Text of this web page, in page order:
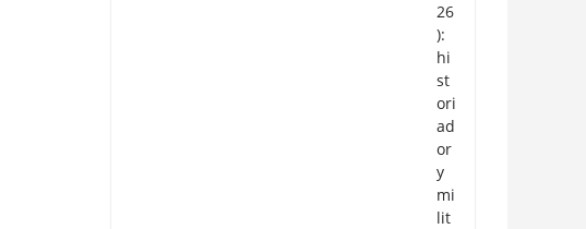
26
):
hi
st
ori
ad
or
y
mi
lit